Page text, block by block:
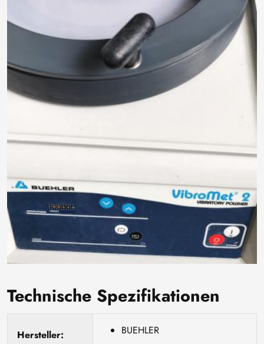
Technische Spezifikationen
Hersteller: BUEHLER